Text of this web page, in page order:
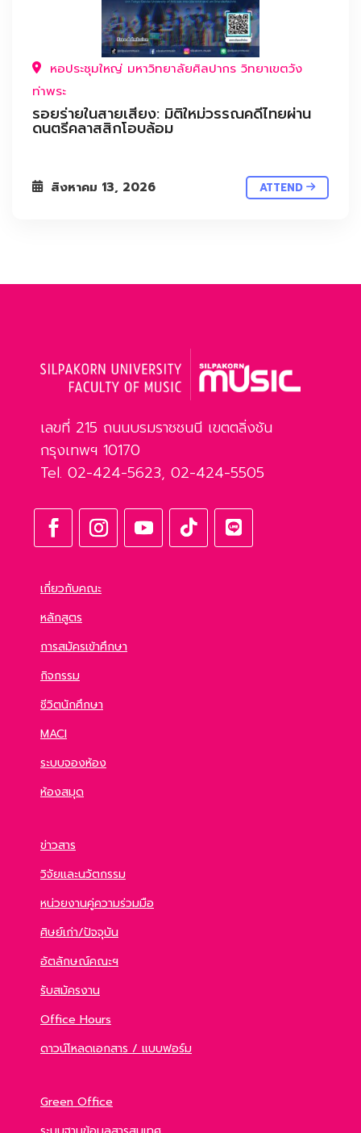
หอประชุมใหญ่ มหาวิทยาลัยศิลปากร วิทยาเขตวัง
ท่าพระ
รอยร่ายในสายเสียง: มิติใหม่วรรณคดีไทยผ่าน
ดนตรีคลาสสิกโอบล้อม
สิงหาคม 13, 2026 ATTEND
เลขที่ 215 ถนนบรมราชชนนี เขตตลิ่งชัน
กรุงเทพฯ 10170
Tel. 02-424-5623, 02-424-5505
เกี่ยวกับคณะ
หลักสูตร
การสมัครเข้าศึกษา
กิจกรรม
ชีวิตนักศึกษา
MACI
ระบบจองห้อง
ห้องสมุด
ข่าวสาร
วิจัยและนวัตกรรม
หน่วยงานคู่ความร่วมมือ
ศิษย์เก่า/ปัจจุบัน
อัตลักษณ์คณะฯ
รับสมัครงาน
Office Hours
ดาวน์โหลดเอกสาร / แบบฟอร์ม
Green Office